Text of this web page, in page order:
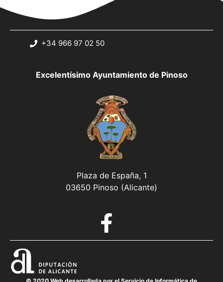
+34 966 97 02 50
Excelentísimo Ayuntamiento de Pinoso
Plaza de España, 1
03650 Pinoso (Alicante)